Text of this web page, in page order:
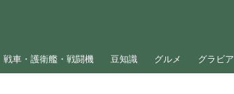
戦車・護衛艦・戦闘機 豆知識 グルメ グラビア